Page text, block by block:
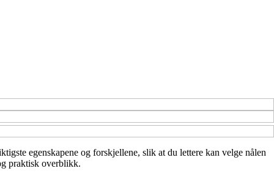
egenskapene og forskjellene, slik at du lettere kan velge nålen
praktisk overblikk.